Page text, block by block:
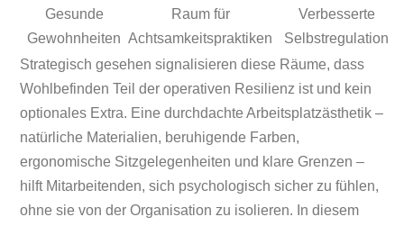
Gesunde
Gewohnheiten
Raum für
Achtsamkeitspraktiken
Verbesserte
Selbstregulation
Strategisch gesehen signalisieren diese Räume, dass
Wohlbefinden Teil der operativen Resilienz ist und kein
optionales Extra. Eine durchdachte Arbeitsplatzästhetik –
natürliche Materialien, beruhigende Farben,
ergonomische Sitzgelegenheiten und klare Grenzen –
hilft Mitarbeitenden, sich psychologisch sicher zu fühlen,
ohne sie von der Organisation zu isolieren. In diesem